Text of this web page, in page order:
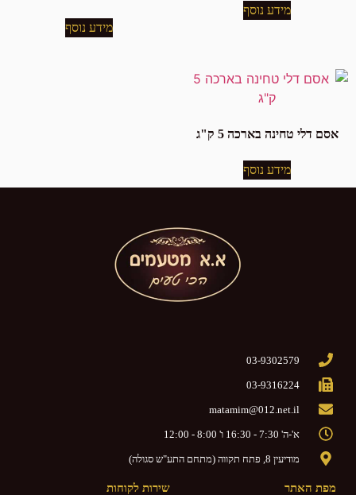
מידע נוסף
מידע נוסף
אסם דלי טחינה בארכה 5 ק"ג
מידע נוסף
03-9302579
03-9316224
matamim@012.net.il
א'-ה' 7:30 - 16:30 ו' 8:00 - 12:00
מודיעין 8, פתח תקווה (מתחם התע"ש סגולה)
מפת האתר שירות לקוחות